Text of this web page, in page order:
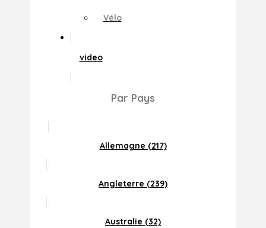
Vélo
video
Par Pays
Allemagne (217)
Angleterre (239)
Australie (32)